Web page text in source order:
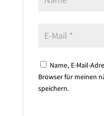
Name, E-Mail-
Browser für meinen
speichern.